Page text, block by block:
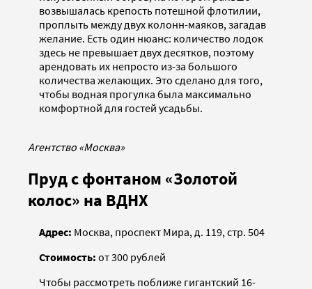
возвышалась крепость потешной флотилии,
проплыть между двух колонн-маяков, загадав
желание. Есть один нюанс: количество лодок
здесь не превышает двух десятков, поэтому
арендовать их непросто из-за большого
количества желающих. Это сделано для того,
чтобы водная прогулка была максимально
комфортной для гостей усадьбы.
Агентство «Москва»
Пруд с фонтаном «Золотой
колос» на ВДНХ
Адрес: Москва, проспект Мира, д. 119, стр. 504
Стоимость: от 300 рублей
Чтобы рассмотреть поближе гигантский 16-